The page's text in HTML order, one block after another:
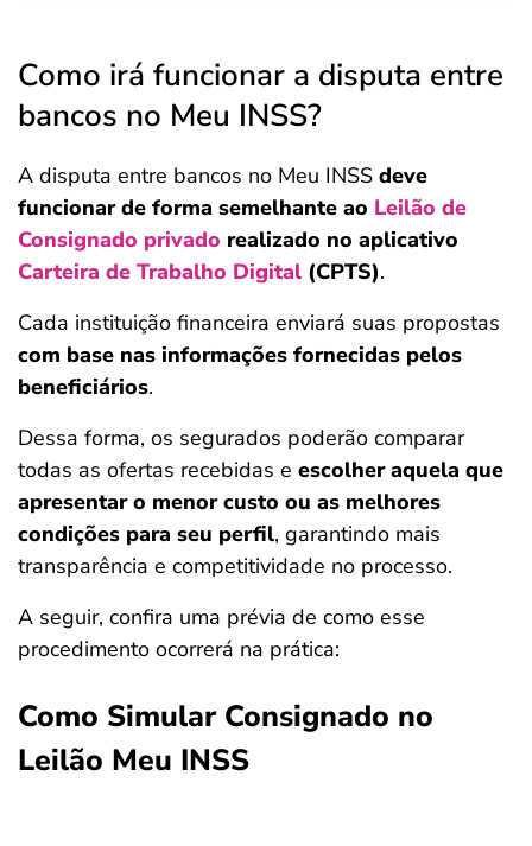
Como irá funcionar a disputa entre
bancos no Meu INSS?
A disputa entre bancos no Meu INSS deve
funcionar de forma semelhante ao Leilão de
Consignado privado realizado no aplicativo
Carteira de Trabalho Digital (CPTS).
Cada instituição financeira enviará suas propostas
com base nas informações fornecidas pelos
beneficiários.
Dessa forma, os segurados poderão comparar
todas as ofertas recebidas e escolher aquela que
apresentar o menor custo ou as melhores
condições para seu perfil, garantindo mais
transparência e competitividade no processo.
A seguir, confira uma prévia de como esse
procedimento ocorrerá na prática:
Como Simular Consignado no
Leilão Meu INSS